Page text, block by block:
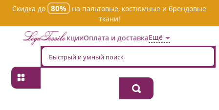
Скидка до 80%
на пальтовые, костюмные и брендовые
ткани!
АкцииОплата и доставкаЕщё
Главная
Ткань хлопок плательно-